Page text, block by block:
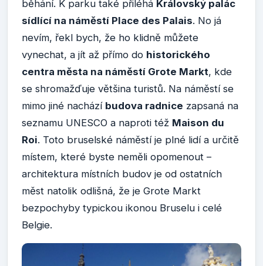
běhání. K parku také přiléhá Královský palác
sídlící na náměstí Place des Palais. No já
nevím, řekl bych, že ho klidně můžete
vynechat, a jít až přímo do historického
centra města na náměstí Grote Markt, kde
se shromažďuje většina turistů. Na náměstí se
mimo jiné nachází budova radnice zapsaná na
seznamu UNESCO a naproti též Maison du
Roi. Toto bruselské náměstí je plné lidí a určitě
místem, které byste neměli opomenout –
architektura místních budov je od ostatních
měst natolik odlišná, že je Grote Markt
bezpochyby typickou ikonou Bruselu i celé
Belgie.